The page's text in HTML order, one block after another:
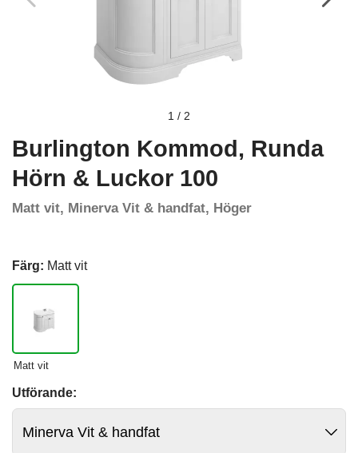
1 / 2
Burlington Kommod, Runda
Hörn & Luckor 100
Matt vit, Minerva Vit & handfat, Höger
Färg: Matt vit
Matt vit
Utförande: